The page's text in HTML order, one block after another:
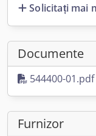
Solicitați mai
Documente
544400-01.pdf
Furnizor